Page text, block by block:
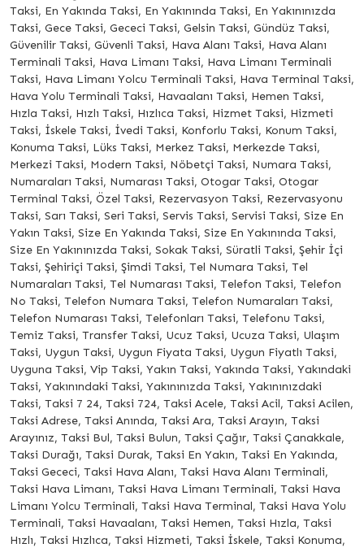
Taksi, En Yakında Taksi, En Yakınında Taksi, En Yakınınızda
Taksi, Gece Taksi, Gececi Taksi, Gelsin Taksi, Gündüz Taksi,
Güvenilir Taksi, Güvenli Taksi, Hava Alanı Taksi, Hava Alanı
Terminali Taksi, Hava Limanı Taksi, Hava Limanı Terminali
Taksi, Hava Limanı Yolcu Terminali Taksi, Hava Terminal Taksi,
Hava Yolu Terminali Taksi, Havaalanı Taksi, Hemen Taksi,
Hızla Taksi, Hızlı Taksi, Hızlıca Taksi, Hizmet Taksi, Hizmeti
Taksi, İskele Taksi, İvedi Taksi, Konforlu Taksi, Konum Taksi,
Konuma Taksi, Lüks Taksi, Merkez Taksi, Merkezde Taksi,
Merkezi Taksi, Modern Taksi, Nöbetçi Taksi, Numara Taksi,
Numaraları Taksi, Numarası Taksi, Otogar Taksi, Otogar
Terminal Taksi, Özel Taksi, Rezervasyon Taksi, Rezervasyonu
Taksi, Sarı Taksi, Seri Taksi, Servis Taksi, Servisi Taksi, Size En
Yakın Taksi, Size En Yakında Taksi, Size En Yakınında Taksi,
Size En Yakınınızda Taksi, Sokak Taksi, Süratli Taksi, Şehir İçi
Taksi, Şehiriçi Taksi, Şimdi Taksi, Tel Numara Taksi, Tel
Numaraları Taksi, Tel Numarası Taksi, Telefon Taksi, Telefon
No Taksi, Telefon Numara Taksi, Telefon Numaraları Taksi,
Telefon Numarası Taksi, Telefonları Taksi, Telefonu Taksi,
Temiz Taksi, Transfer Taksi, Ucuz Taksi, Ucuza Taksi, Ulaşım
Taksi, Uygun Taksi, Uygun Fiyata Taksi, Uygun Fiyatlı Taksi,
Uyguna Taksi, Vip Taksi, Yakın Taksi, Yakında Taksi, Yakındaki
Taksi, Yakınındaki Taksi, Yakınınızda Taksi, Yakınınızdaki
Taksi, Taksi 7 24, Taksi 724, Taksi Acele, Taksi Acil, Taksi Acilen,
Taksi Adrese, Taksi Anında, Taksi Ara, Taksi Arayın, Taksi
Arayınız, Taksi Bul, Taksi Bulun, Taksi Çağır, Taksi Çanakkale,
Taksi Durağı, Taksi Durak, Taksi En Yakın, Taksi En Yakında,
Taksi Gececi, Taksi Hava Alanı, Taksi Hava Alanı Terminali,
Taksi Hava Limanı, Taksi Hava Limanı Terminali, Taksi Hava
Limanı Yolcu Terminali, Taksi Hava Terminal, Taksi Hava Yolu
Terminali, Taksi Havaalanı, Taksi Hemen, Taksi Hızla, Taksi
Hızlı, Taksi Hızlıca, Taksi Hizmeti, Taksi İskele, Taksi Konuma,